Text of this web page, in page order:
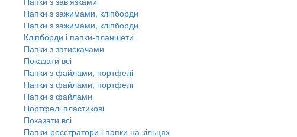
Папки з зажимами, кліпборди
Папки з зажимами, кліпборди
Кліпборди і папки-планшети
Папки з затискачами
Показати всі
Папки з файлами, портфелі
Папки з файлами, портфелі
Папки з файлами
Портфелі пластикові
Показати всі
Папки-реєстратори і папки на кільцях